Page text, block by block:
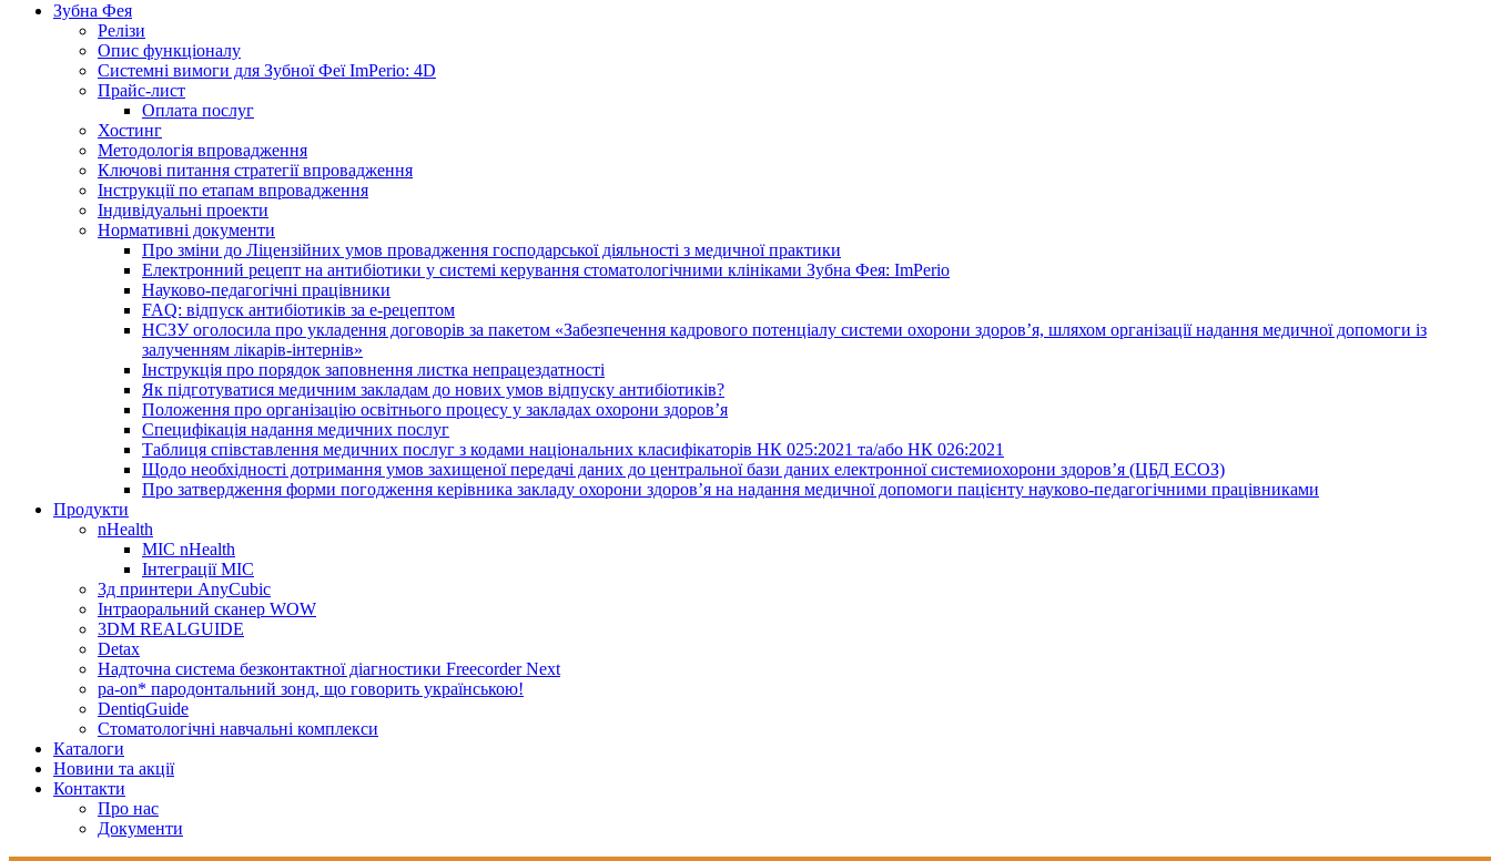
Зубна Фея
Релізи
Опис функціоналу
Системні вимоги для Зубної Феї ImPerio: 4D
Прайс-лист
Оплата послуг
Хостинг
Методологія впровадження
Ключові питання стратегії впровадження
Інструкції по етапам впровадження
Індивідуальні проекти
Нормативні документи
Про зміни до Ліцензійних умов провадження господарської діяльності з медичної практики
Електронний рецепт на антибіотики у системі керування стоматологічними клініками Зубна Фея: ImPerio
Науково-педагогічні працівники
FAQ: відпуск антибіотиків за е-рецептом
НСЗУ оголосила про укладення договорів за пакетом «Забезпечення кадрового потенціалу системи охорони здоров’я, шляхом організації надання медичної допомоги із
залученням лікарів-інтернів»
Інструкція про порядок заповнення листка непрацездатності
Як підготуватися медичним закладам до нових умов відпуску антибіотиків?
Положення про організацію освітнього процесу у закладах охорони здоров’я
Специфікація надання медичних послуг
Таблиця співставлення медичних послуг з кодами національних класифікаторів НК 025:2021 та/або НК 026:2021
Щодо необхідності дотримання умов захищеної передачі даних до центральної бази даних електронної системиохорони здоров’я (ЦБД ЕСОЗ)
Про затвердження форми погодження керівника закладу охорони здоров’я на надання медичної допомоги пацієнту науково-педагогічними працівниками
Продукти
nHealth
МІС nHealth
Інтеграції МІС
3д принтери AnyCubic
Інтраоральний сканер WOW
3DM REALGUIDE
Detax
Надточна система безконтактної діагностики Freecorder Next
pa-on* пародонтальний зонд, що говорить українською!
DentiqGuide
Стоматологічні навчальні комплекси
Каталоги
Новини та акції
Контакти
Про нас
Документи